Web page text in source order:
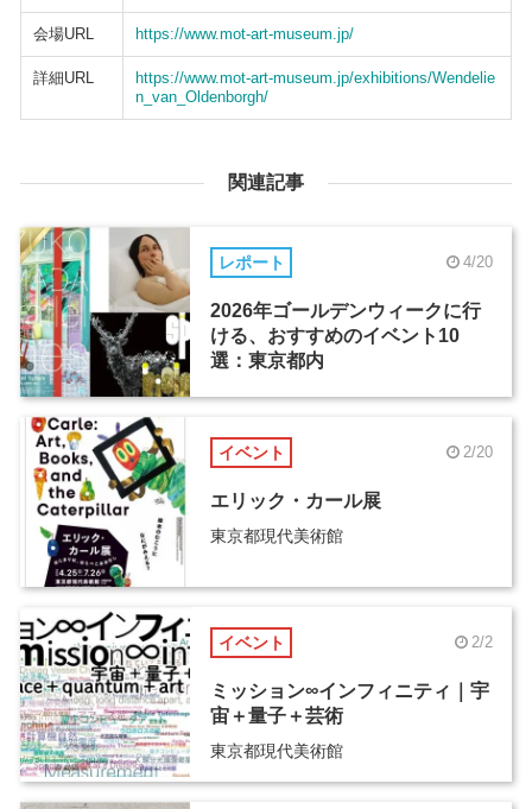
会場URL https://www.mot-art-museum.jp/
詳細URL
https://www.mot-art-museum.jp/exhibitions/Wendelie
n_van_Oldenborgh/
関連記事
レポート 4/20
2026年ゴールデンウィークに行
ける、おすすめのイベント10
選：東京都内
イベント 2/20
エリック・カール展
東京都現代美術館
イベント 2/2
ミッション∞インフィニティ｜宇
宙＋量子＋芸術
東京都現代美術館